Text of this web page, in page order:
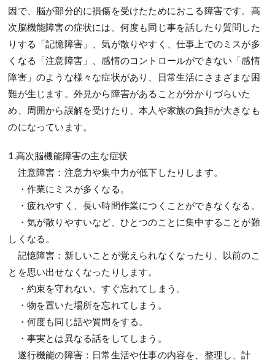
因で、脳が部分的に損傷を受けたためにおこる障害です。高
次脳機能障害の症状には、何度も同じ事を話したり質問した
りする「記憶障害」、気が散りやすく、仕事上でのミスが多
くなる「注意障害」、感情のコントロールができない「感情
障害」のような様々な症状があり、日常生活にさまざまな困
難が生じます。外見から障害があることが分かりづらいた
め、周囲から誤解を受けたり、本人や家族の負担が大きなも
のになっています。
1.高次脳機能障害の主な症状
注意障害：注意力や集中力が低下したりします。
・作業にミスが多くなる。
・疲れやすく、長い時間作業につくことができなくなる。
・気が散りやすいなど、ひとつのことに集中することが難
しくなる。
記憶障害：新しいことが覚えられなくなったり、以前のこ
とを思い出せなくなったりします。
・約束を守れない。すぐ忘れてしまう。
・物を置いた場所を忘れてしまう。
・何度も同じ話や質問をする。
・事実とは異なる話をしてしまう。
遂行機能の障害：日常生活や仕事の内容を、整理し、計